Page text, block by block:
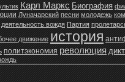
Карл Маркс Биография
Луначарский песни молодежь
деятельность вождя Партия
движение история
политэкономия революция